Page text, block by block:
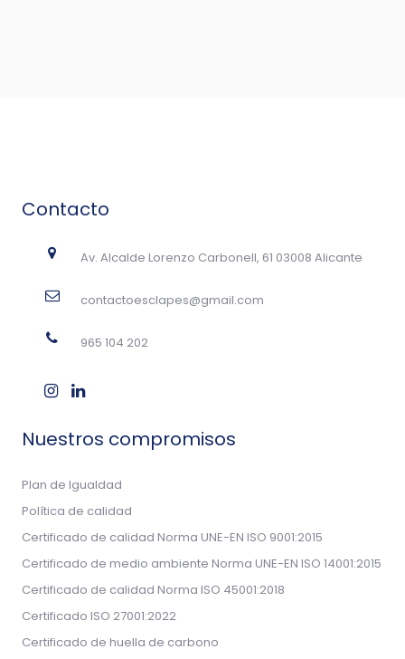
Contacto
Av. Alcalde Lorenzo Carbonell, 61 03008 Alicante
contactoesclapes@gmail.com
965 104 202
Nuestros compromisos
Plan de Igualdad
Política de calidad
Certificado de calidad Norma UNE-EN ISO 9001:2015
Certificado de medio ambiente Norma UNE-EN ISO 14001:2015
Certificado de calidad Norma ISO 45001:2018
Certificado ISO 27001:2022
Certificado de huella de carbono